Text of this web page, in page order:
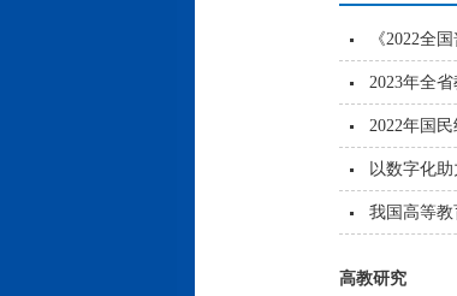
《2022全
2023年全
2022年国
以数字化
我国高等
高教研究